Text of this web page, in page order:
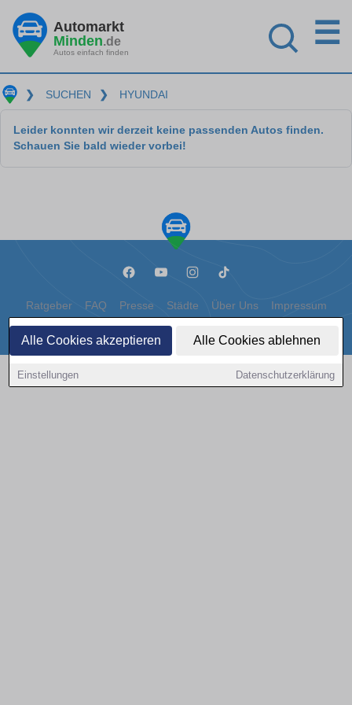
Alle Cookies akzeptieren Alle Cookies ablehnen
Einstellungen Datenschutzerklärung
Automarkt
Minden.de
Autos einfach finden
☰
❯ SUCHEN ❯ HYUNDAI
Leider konnten wir derzeit keine passenden Autos finden.
Schauen Sie bald wieder vorbei!
Ratgeber FAQ Presse Städte Über Uns Impressum
Datenschutz Cookies
Copyright © 2000 - 2026 | 1A Infosysteme GmbH | Content by: 1a-sites-autos